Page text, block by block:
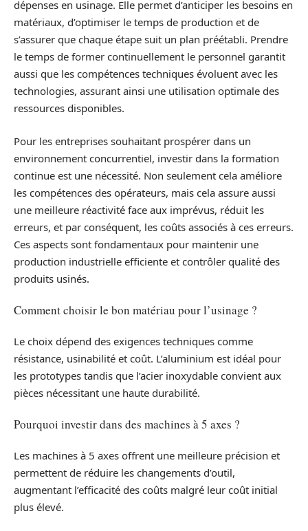
dépenses en usinage. Elle permet d’anticiper les besoins en
matériaux, d’optimiser le temps de production et de
s’assurer que chaque étape suit un plan préétabli. Prendre
le temps de former continuellement le personnel garantit
aussi que les compétences techniques évoluent avec les
technologies, assurant ainsi une utilisation optimale des
ressources disponibles.
Pour les entreprises souhaitant prospérer dans un
environnement concurrentiel, investir dans la formation
continue est une nécessité. Non seulement cela améliore
les compétences des opérateurs, mais cela assure aussi
une meilleure réactivité face aux imprévus, réduit les
erreurs, et par conséquent, les coûts associés à ces erreurs.
Ces aspects sont fondamentaux pour maintenir une
production industrielle efficiente et contrôler qualité des
produits usinés.
Comment choisir le bon matériau pour l’usinage ?
Le choix dépend des exigences techniques comme
résistance, usinabilité et coût. L’aluminium est idéal pour
les prototypes tandis que l’acier inoxydable convient aux
pièces nécessitant une haute durabilité.
Pourquoi investir dans des machines à 5 axes ?
Les machines à 5 axes offrent une meilleure précision et
permettent de réduire les changements d’outil,
augmentant l’efficacité des coûts malgré leur coût initial
plus élevé.